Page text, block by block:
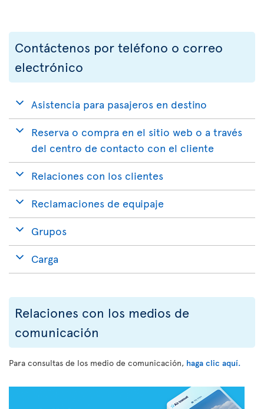
Contáctenos por teléfono o correo
electrónico
Asistencia para pasajeros en destino
Reserva o compra en el sitio web o a través
del centro de contacto con el cliente
Relaciones con los clientes
Reclamaciones de equipaje
Grupos
Carga
Relaciones con los medios de
comunicación
Para consultas de los medio de comunicación, haga clic aquí.